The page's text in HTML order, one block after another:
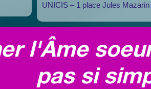
UNICIS – 1 place Jules
l'Âme
pas si